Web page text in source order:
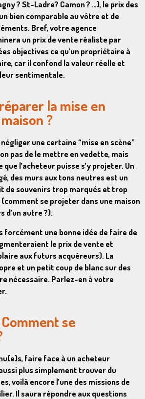
? St-Ladre? Camon ? …), le prix des
bien comparable au vôtre et de
Bref, votre agence
un prix de vente réaliste par
objectives ce qu’un propriétaire à
car il confond la valeur réelle et
sentimentale.
la mise en
?
une certaine “mise en scène”
pas de le mettre en vedette, mais
l’acheteur puisse s’y projeter. Un
des murs aux tons neutres est un
de souvenirs trop marqués et trop
(comment se projeter dans une maison
d’un autre ?).
forcément une bonne idée de faire de
le prix de vente et
aux futurs acquéreurs). La
et un petit coup de blanc sur des
nécessaire. Parlez-en à votre
.
se
faire face à un acheteur
plus simplement trouver du
voilà encore l’une des missions de
Il saura répondre aux questions